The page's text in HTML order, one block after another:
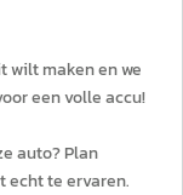
wilt maken en we
een volle accu!
auto? Plan
echt te ervaren.